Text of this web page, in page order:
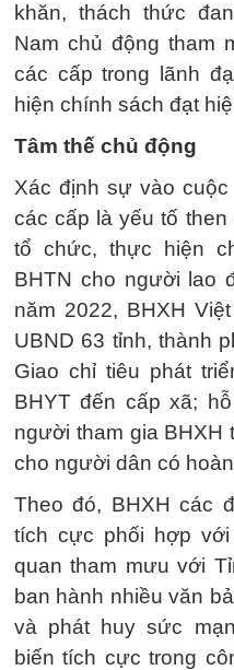
khăn, thách thức
Nam chủ động tham
các cấp trong lãnh
hiện chính sách đạt
Tâm thế chủ động
Xác định sự vào
các cấp là yếu tố
tổ chức, thực hiện
BHTN cho người lao
năm 2022, BHXH
UBND 63 tỉnh, thành
Giao chỉ tiêu phát
BHYT đến cấp xã;
người tham gia BHXH
cho người dân có
Theo đó, BHXH các
tích cực phối hợp
quan tham mưu với
ban hành nhiều văn
và phát huy sức
biến tích cực trong